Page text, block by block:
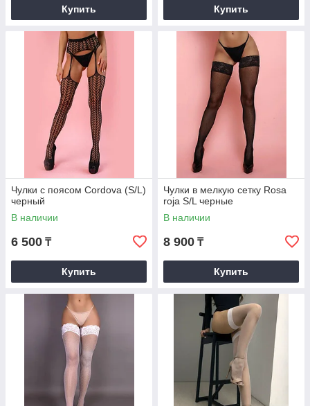
Купить Купить
Чулки с поясом Cordova (S/L)
черный
В наличии
6 500 ₸
Купить
Чулки в мелкую сетку Rosa
roja S/L черные
В наличии
8 900 ₸
Купить